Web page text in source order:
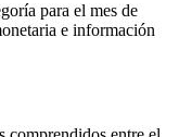
para el mes de
e información